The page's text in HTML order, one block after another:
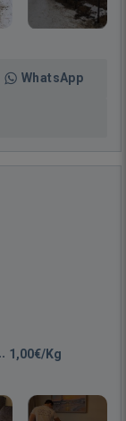
WhatsApp
1,00€/Kg